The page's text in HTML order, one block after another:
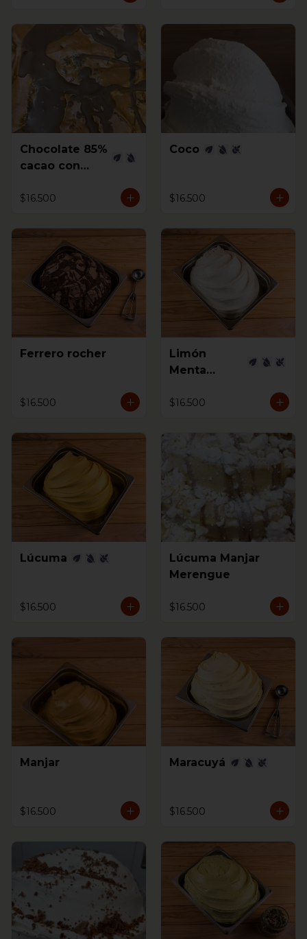
Chocolate 85%
cacao con
$16.500
Coco
$16.500
Ferrero rocher
$16.500
Limón
Menta
$16.500
Lúcuma
$16.500
Lúcuma Manjar
Merengue
$16.500
Manjar
$16.500
Maracuyá
$16.500